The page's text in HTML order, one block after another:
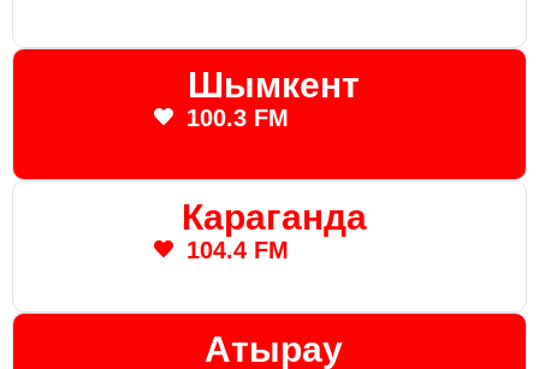
Шымкент
100.3 FM
Караганда
104.4 FM
Атырау